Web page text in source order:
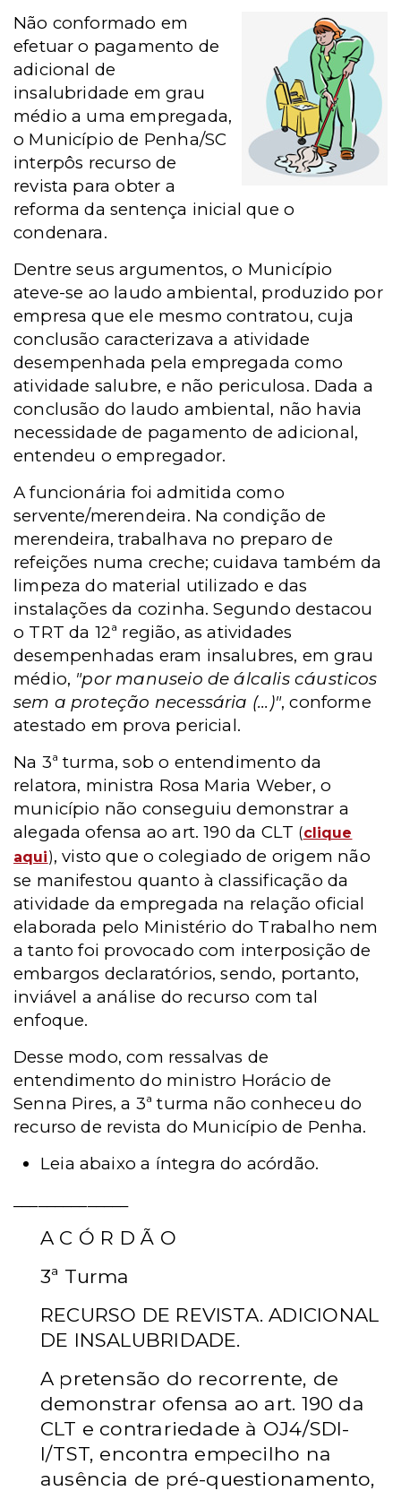
Não conformado em
efetuar o pagamento de
adicional de
insalubridade em grau
médio a uma empregada,
o Município de Penha/SC
interpôs recurso de
revista para obter a
reforma da sentença inicial que o
condenara.
Dentre seus argumentos, o Município
ateve-se ao laudo ambiental, produzido por
empresa que ele mesmo contratou, cuja
conclusão caracterizava a atividade
desempenhada pela empregada como
atividade salubre, e não periculosa. Dada a
conclusão do laudo ambiental, não havia
necessidade de pagamento de adicional,
entendeu o empregador.
A funcionária foi admitida como
servente/merendeira. Na condição de
merendeira, trabalhava no preparo de
refeições numa creche; cuidava também da
limpeza do material utilizado e das
instalações da cozinha. Segundo destacou
o TRT da 12ª região, as atividades
desempenhadas eram insalubres, em grau
médio, "por manuseio de álcalis cáusticos
sem a proteção necessária (...)", conforme
atestado em prova pericial.
Na 3ª turma, sob o entendimento da
relatora, ministra Rosa Maria Weber, o
município não conseguiu demonstrar a
alegada ofensa ao art. 190 da CLT (clique
aqui), visto que o colegiado de origem não
se manifestou quanto à classificação da
atividade da empregada na relação oficial
elaborada pelo Ministério do Trabalho nem
a tanto foi provocado com interposição de
embargos declaratórios, sendo, portanto,
inviável a análise do recurso com tal
enfoque.
Desse modo, com ressalvas de
entendimento do ministro Horácio de
Senna Pires, a 3ª turma não conheceu do
recurso de revista do Município de Penha.
Leia abaixo a íntegra do acórdão.
A C Ó R D Ã O
3ª Turma
RECURSO DE REVISTA. ADICIONAL
DE INSALUBRIDADE.
A pretensão do recorrente, de
demonstrar ofensa ao art. 190 da
CLT e contrariedade à OJ4/SDI-
I/TST, encontra empecilho na
ausência de pré-questionamento,